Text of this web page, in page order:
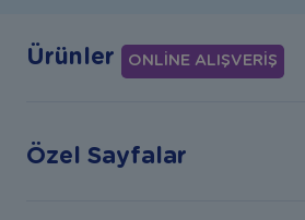
Ürünler ONLİNE ALIŞVERİŞ
Özel Sayfalar